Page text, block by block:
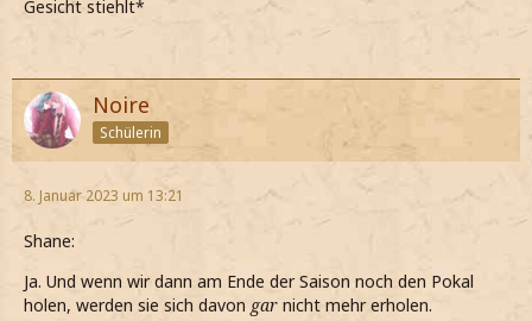
Gesicht stiehlt*
Noire
Schülerin
8. Januar 2023 um 13:21
Shane:
Ja. Und wenn wir dann am Ende der Saison noch den Pokal
holen, werden sie sich davon gar nicht mehr erholen.